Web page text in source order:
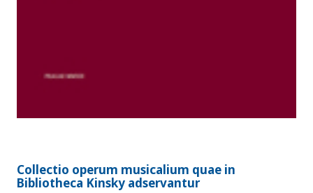
Collectio operum musicalium quae in
Bibliotheca Kinsky adservantur